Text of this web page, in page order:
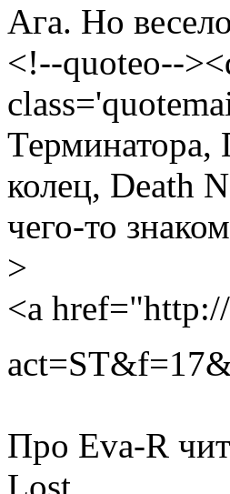
Ага. Но весело
<!--quoteo--
Терминатора,
колец, Death
чего-то
>
<a
Про Eva-R
Lost...